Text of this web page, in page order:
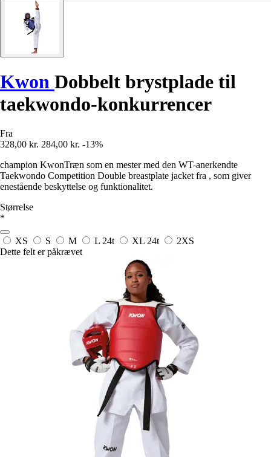
Kwon Dobbelt brystplade til
taekwondo-konkurrencer
Fra
328,00 kr. 284,00 kr. -13%
champion KwonTræn som en mester med den WT-anerkendte
Taekwondo Competition Double breastplate jacket fra , som giver
enestående beskyttelse og funktionalitet.
Størrelse
*
XS S M L 24t XL 24t
2XS
Dette felt er påkrævet